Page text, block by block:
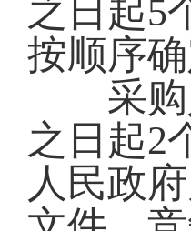
之日起5
按顺序
采购人
之日起2
人民政